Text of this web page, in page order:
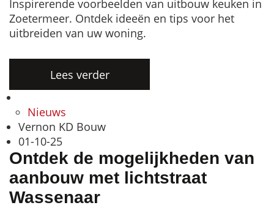
Inspirerende voorbeelden van uitbouw keuken in
Zoetermeer. Ontdek ideeën en tips voor het
uitbreiden van uw woning.
Lees verder
Nieuws
Vernon KD Bouw
01-10-25
Ontdek de mogelijkheden van
aanbouw met lichtstraat
Wassenaar